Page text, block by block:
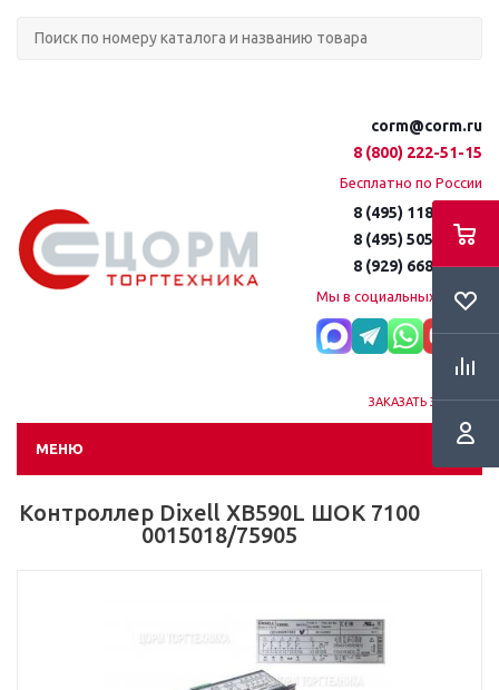
corm@corm.ru
8 (800) 222-51-15
Бесплатно по России
8 (495) 118-61-16
8 (495) 505-51-15
8 (929) 668-95-35
Мы в социальных сетях:
ЗАКАЗАТЬ ЗВОНОК
МЕНЮ
Контроллер Dixell XB590L ШОК 7100
0015018/75905